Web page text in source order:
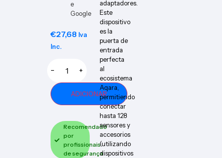
e
Google
€27,68 Iva
Inc.
− +
ADICIONAR
Recomendado
por
profissionais
de segurança
adaptadores.
Este
dispositivo
es la
puerta de
entrada
perfecta
al
ecosistema
Aqara,
permitiendo
conectar
hasta 128
sensores y
accesorios
(utilizando
dispositivos